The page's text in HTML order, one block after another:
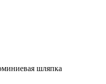
шляпка